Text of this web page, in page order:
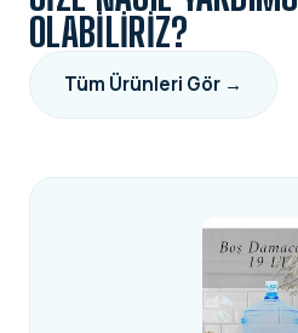
OLABILIRIZ?
Tüm Ürünleri Gör →